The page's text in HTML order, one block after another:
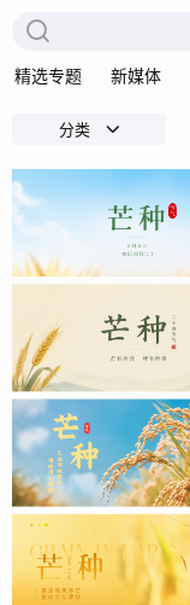
精选专题 新媒体
分类